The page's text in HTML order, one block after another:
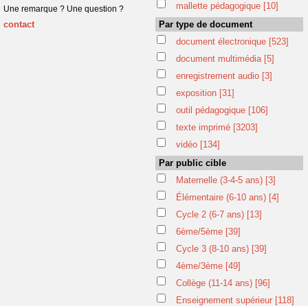
Une remarque ? Une question ?
contact
mallette pédagogique [10]
Par type de document
document électronique [523]
document multimédia [5]
enregistrement audio [3]
exposition [31]
outil pédagogique [106]
texte imprimé [3203]
vidéo [134]
Par public cible
Maternelle (3-4-5 ans) [3]
Élémentaire (6-10 ans) [4]
Cycle 2 (6-7 ans) [13]
6ème/5ème [39]
Cycle 3 (8-10 ans) [39]
4ème/3ème [49]
Collège (11-14 ans) [96]
Enseignement supérieur [118]